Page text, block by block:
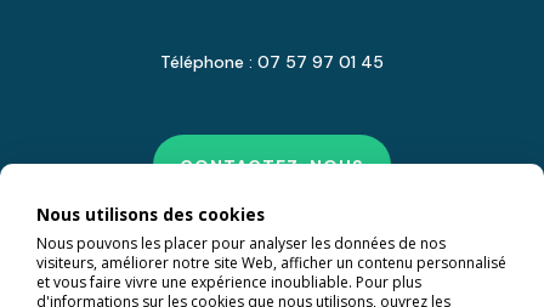
Téléphone : 07 57 97 01 45
CONTACTEZ-NOUS
Nous utilisons des cookies
Nous pouvons les placer pour analyser les données de nos
visiteurs, améliorer notre site Web, afficher un contenu personnalisé
et vous faire vivre une expérience inoubliable. Pour plus
d'informations sur les cookies que nous utilisons, ouvrez les